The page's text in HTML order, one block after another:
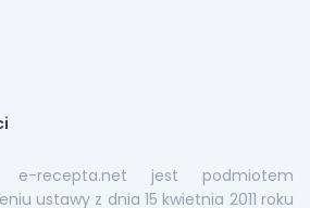
e-recepta.net jest podmiotem
ustawy z dnia 15 kwietnia 2011 roku